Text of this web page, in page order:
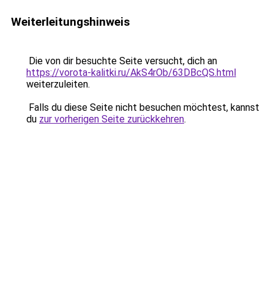
Weiterleitungshinweis
Die von dir besuchte Seite versucht, dich an
https://vorota-kalitki.ru/AkS4rOb/63DBcQS.html
weiterzuleiten.
Falls du diese Seite nicht besuchen möchtest, kannst
du zur vorherigen Seite zurückkehren.